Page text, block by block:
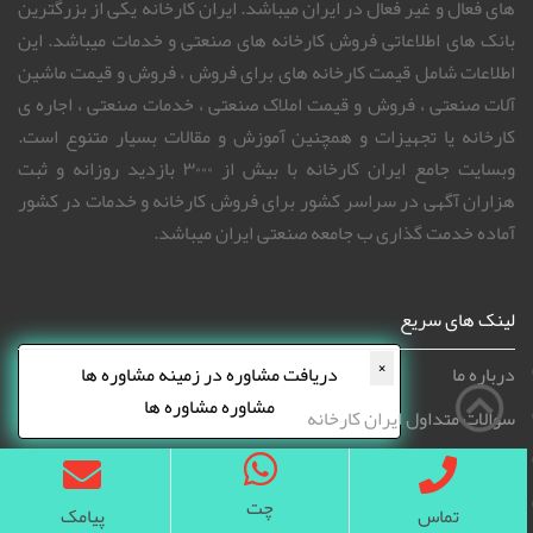
تماس چت پیامک
×
دریافت مشاوره در زمینه مشاوره ها
مشاوره مشاوره ها
انتقاد و شکایات
طرح توجیهی
خرید لینک
ارتباط با ما
info@iranfactory.com
09130850514